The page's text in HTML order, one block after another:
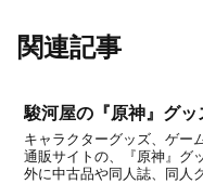
関連記事
駿河屋の『原神』グッ
キャラクターグッズ、ゲー
通販サイトの、『原神』グ
外に中古品や同人誌、同人